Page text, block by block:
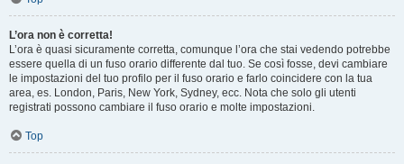
L’ora non è corretta!
L’ora è quasi sicuramente corretta, comunque l’ora che stai vedendo potrebbe
essere quella di un fuso orario differente dal tuo. Se così fosse, devi cambiare
le impostazioni del tuo profilo per il fuso orario e farlo coincidere con la tua
area, es. London, Paris, New York, Sydney, ecc. Nota che solo gli utenti
registrati possono cambiare il fuso orario e molte impostazioni.
Top